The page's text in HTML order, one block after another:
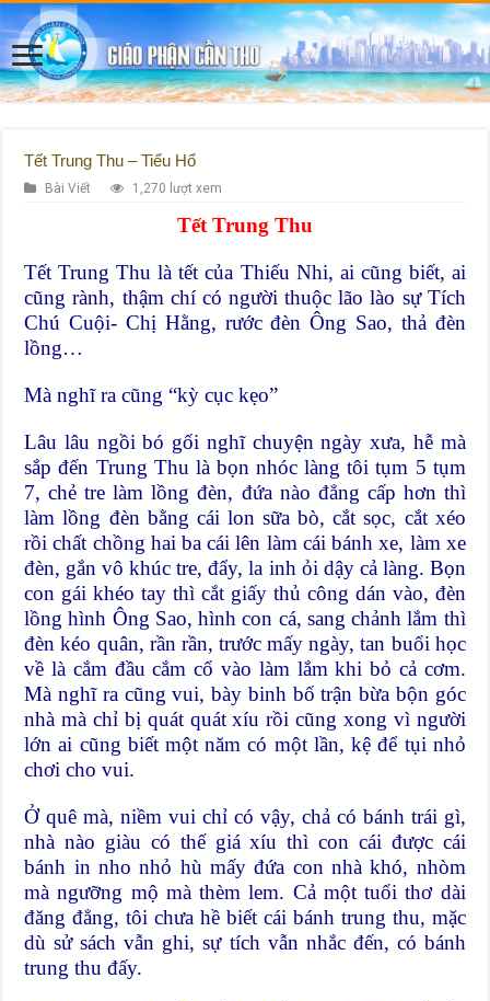
Tết Trung Thu – Tiểu Hổ
Bài Viết 1,270 lượt xem
Tết Trung Thu
Tết Trung Thu là tết của Thiếu Nhi, ai cũng biết, ai
cũng rành, thậm chí có người thuộc lão lào sự Tích
Chú Cuội- Chị Hằng, rước đèn Ông Sao, thả đèn
lồng…
Mà nghĩ ra cũng “kỳ cục kẹo”
Lâu lâu ngồi bó gối nghĩ chuyện ngày xưa, hễ mà
sắp đến Trung Thu là bọn nhóc làng tôi tụm 5 tụm
7, chẻ tre làm lồng đèn, đứa nào đẳng cấp hơn thì
làm lồng đèn bằng cái lon sữa bò, cắt sọc, cắt xéo
rồi chất chồng hai ba cái lên làm cái bánh xe, làm xe
đèn, gắn vô khúc tre, đẩy, la inh ỏi dậy cả làng. Bọn
con gái khéo tay thì cắt giấy thủ công dán vào, đèn
lồng hình Ông Sao, hình con cá, sang chảnh lắm thì
đèn kéo quân, rần rần, trước mấy ngày, tan buổi học
về là cắm đầu cắm cổ vào làm lắm khi bỏ cả cơm.
Mà nghĩ ra cũng vui, bày binh bố trận bừa bộn góc
nhà mà chỉ bị quát quát xíu rồi cũng xong vì người
lớn ai cũng biết một năm có một lần, kệ để tụi nhỏ
chơi cho vui.
Ở quê mà, niềm vui chỉ có vậy, chả có bánh trái gì,
nhà nào giàu có thế giá xíu thì con cái được cái
bánh in nho nhỏ hù mấy đứa con nhà khó, nhòm
mà ngưỡng mộ mà thèm lem. Cả một tuổi thơ dài
đăng đẳng, tôi chưa hề biết cái bánh trung thu, mặc
dù sử sách vẫn ghi, sự tích vẫn nhắc đến, có bánh
trung thu đấy.